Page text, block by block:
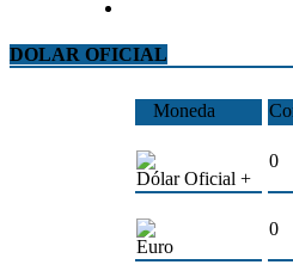
DOLAR OFICIAL
Moneda
Dólar Oficial +
0
Euro
0